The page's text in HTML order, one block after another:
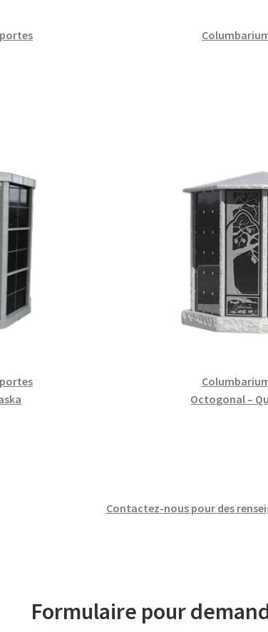
Octogonal –
Contactez-nous pour des
Formulaire pour